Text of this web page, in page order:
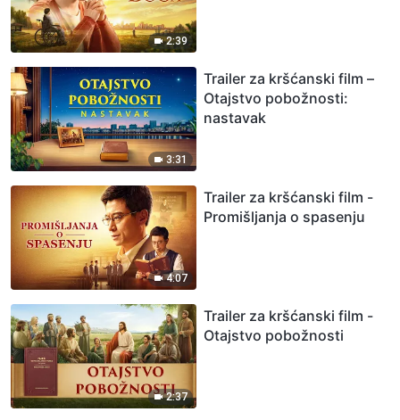
2:39
3:31
Trailer za kršćanski film –
Otajstvo pobožnosti:
nastavak
4:07
Trailer za kršćanski film -
Promišljanja o spasenju
2:37
Trailer za kršćanski film -
Otajstvo pobožnosti